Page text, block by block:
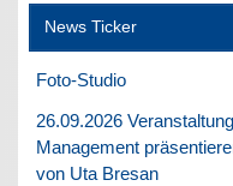
News Ticker
Foto-Studio
26.09.2026
Management
von Uta Bresan